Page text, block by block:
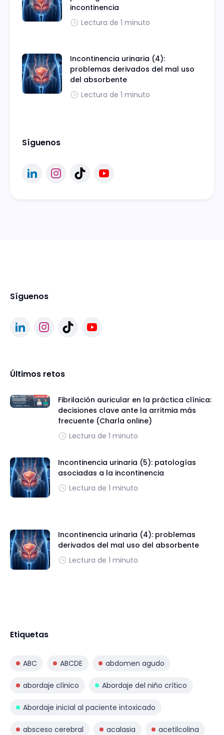
incontinencia
Lectura de 1 minuto
Incontinencia urinaria (4):
problemas derivados del mal uso
del absorbente
Lectura de 1 minuto
Síguenos
Síguenos
Últimos retos
Fibrilación auricular en la práctica clínica:
decisiones clave ante la arritmia más
frecuente (Charla online)
Lectura de 1 minuto
Incontinencia urinaria (5): patologías
asociadas a la incontinencia
Lectura de 1 minuto
Incontinencia urinaria (4): problemas
derivados del mal uso del absorbente
Lectura de 1 minuto
Etiquetas
ABC ABCDE abdomen agudo
abordaje clínico Abordaje del niño crítico
Abordaje inicial al paciente intoxicado
absceso cerebral acalasia acetilcolina